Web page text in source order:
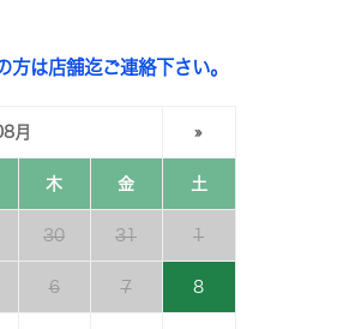
は店舗迄ご連絡下さい。
月 »
木 金 土
30 31 1
6 7 8